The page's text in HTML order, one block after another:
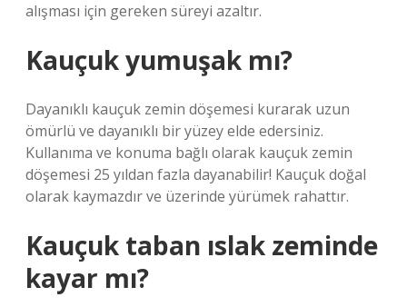
alışması için gereken süreyi azaltır.
Kauçuk yumuşak mı?
Dayanıklı kauçuk zemin döşemesi kurarak uzun
ömürlü ve dayanıklı bir yüzey elde edersiniz.
Kullanıma ve konuma bağlı olarak kauçuk zemin
döşemesi 25 yıldan fazla dayanabilir! Kauçuk doğal
olarak kaymazdır ve üzerinde yürümek rahattır.
Kauçuk taban ıslak zeminde
kayar mı?